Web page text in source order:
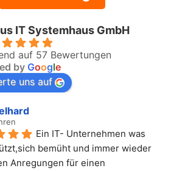
IT Systemhaus GmbH
auf 57 Bewertungen
by Google
uns auf
Ein IT- Unternehmen was
bemüht und immer wieder
Anregungen für einen